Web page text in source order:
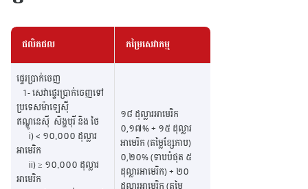
ផលិតផល កម្រៃសេវាកម្ម
ផ្ទេរប្រាក់ចេញ
1- សេវាផ្ទេរប្រាក់ចេញទៅ
ប្រទេសម៉ាឡេស៊ី
ឥណ្ឌូនេស៊ី សិង្ហបុរី និង ថៃ
i) < ១០.០០០ ដុល្លារ
អាមេរិក
ii) ≥ ១០.០០០ ដុល្លារ
អាមេរិក
១៨ ដុល្លារអាមេរិក
០,១៧% + ១៥ ដុល្លារ
អាមេរិក (តម្លៃខ្សែកាប)
០,២០% (ទាបបំផុត ៥
ដុល្លារអាមេរិក) + ២០